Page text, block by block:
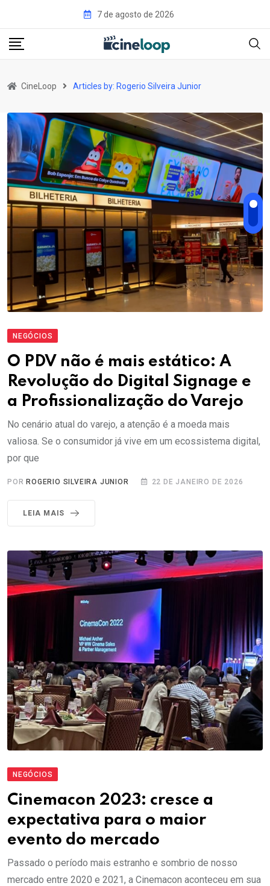
7 de agosto de 2026
CineLoop Articles by: Rogerio Silveira Junior
NEGÓCIOS
O PDV não é mais estático: A
Revolução do Digital Signage e
a Profissionalização do Varejo
No cenário atual do varejo, a atenção é a moeda mais
valiosa. Se o consumidor já vive em um ecossistema digital,
por que
POR ROGERIO SILVEIRA JUNIOR 22 DE JANEIRO DE 2026
LEIA MAIS
NEGÓCIOS
Cinemacon 2023: cresce a
expectativa para o maior
evento do mercado
Passado o período mais estranho e sombrio de nosso
mercado entre 2020 e 2021, a Cinemacon aconteceu em sua